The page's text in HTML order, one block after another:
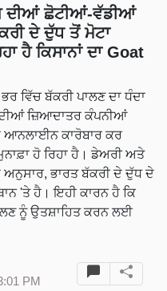
ਦੀਆਂ ਛੋਟੀਆਂ-ਵੱਡੀਆਂ
ਦੇ ਦੁੱਧ ਤੋਂ ਮੋਟਾ
ਹੈ ਕਿਸਾਨਾਂ ਦਾ Goat
ਵਿੱਚ ਬੱਕਰੀ ਪਾਲਣ ਦਾ ਧੰਦਾ
ਜ਼ਿਆਦਾਤਰ ਕੰਪਨੀਆਂ
ਆਨਲਾਈਨ ਕਾਰੋਬਾਰ ਕਰ
ਹੋ ਰਿਹਾ ਹੈ। ਡੇਅਰੀ ਅਤੇ
ਭਾਰਤ ਬੱਕਰੀ ਦੇ ਦੁੱਧ ਦੇ
'ਤੇ ਹੈ। ਇਹੀ ਕਾਰਨ ਹੈ ਕਿ
ਨੂੰ ਉਤਸ਼ਾਹਿਤ ਕਰਨ ਲਈ
PM